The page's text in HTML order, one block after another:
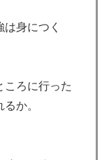
身につく
ころに行った
か。